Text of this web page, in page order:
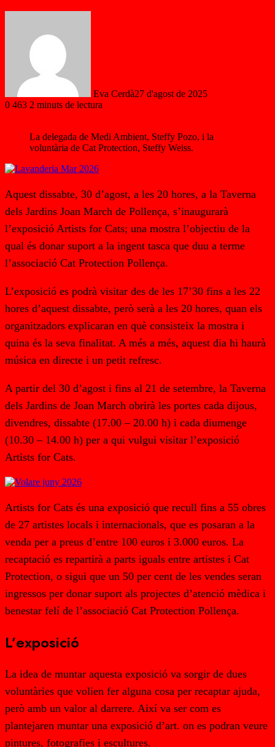
Eva Cerdà27 d'agost de 2025
0 463 2 minuts de lectura
La delegada de Medi Ambient, Steffy Pozo, i la
voluntària de Cat Protection, Steffy Weiss.
Aquest dissabte, 30 d’agost, a les 20 hores, a la Taverna
dels Jardins Joan March de Pollença, s’inaugurarà
l’exposició Artists for Cats; una mostra l’objectiu de la
qual és donar suport a la ingent tasca que duu a terme
l’associació Cat Protection Pollença.
L’exposició es podrà visitar des de les 17’30 fins a les 22
hores d’aquest dissabte, però serà a les 20 hores, quan els
organitzadors explicaran en què consisteix la mostra i
quina és la seva finalitat. A més a més, aquest dia hi haurà
música en directe i un petit refresc.
A partir del 30 d’agost i fins al 21 de setembre, la Taverna
dels Jardins de Joan March obrirà les portes cada dijous,
divendres, dissabte (17.00 – 20.00 h) i cada diumenge
(10.30 – 14.00 h) per a qui vulgui visitar l’exposició
Artists for Cats.
Artists for Cats és una exposició que recull fins a 55 obres
de 27 artistes locals i internacionals, que es posaran a la
venda per a preus d’entre 100 euros i 3.000 euros. La
recaptació es repartirà a parts iguals entre artistes i Cat
Protection, o sigui que un 50 per cent de les vendes seran
ingressos per donar suport als projectes d’atenció mèdica i
benestar felí de l’associació Cat Protection Pollença.
L’exposició
La idea de muntar aquesta exposició va sorgir de dues
voluntàries que volien fer alguna cosa per recaptar ajuda,
però amb un valor al darrere. Així va ser com es
plantejaren muntar una exposició d’art. on es podran veure
pintures, fotografies i escultures.